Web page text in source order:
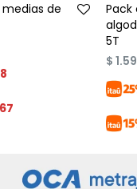
de
Pack
5T
$